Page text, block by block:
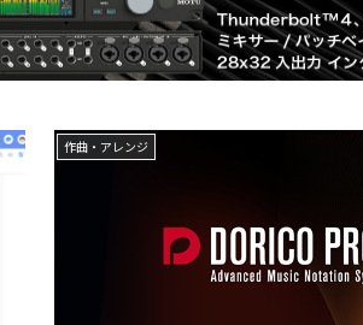
作曲・アレンジ